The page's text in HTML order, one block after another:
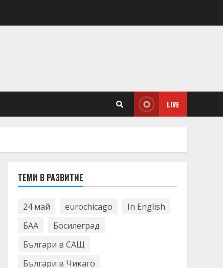
LIVE
ТЕМИ В РАЗВИТИЕ
24 май eurochicago
In English
БАА
Босилеград
Българи в САЩ
Българи в Чикаго